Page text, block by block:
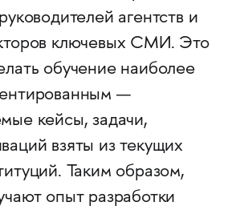
агентств и
ключевых СМИ. Это
обучение наиболее
—
кейсы, задачи,
взяты из текущих
Таким образом,
опыт разработки